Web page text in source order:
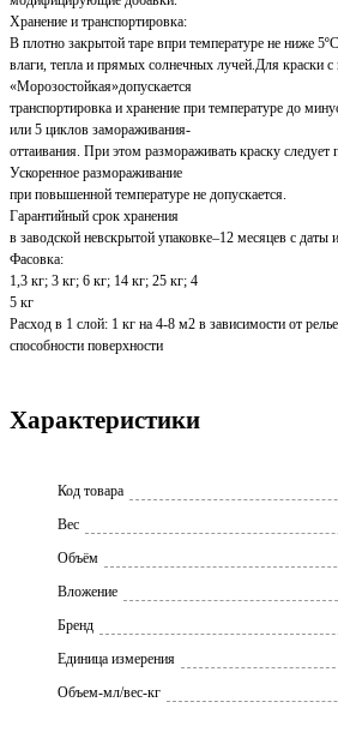
Хранение и транспортировка:
В плотно закрытой таре впри температуре не ниже
влаги, тепла и прямых солнечных лучей.Для краски
«Морозостойкая»допускается
транспортировка и хранение при температуре до
или 5 циклов замораживания-
оттаивания. При этом размораживать краску следует
Ускоренное размораживание
при повышенной температуре не допускается.
Гарантийный срок хранения
в заводской невскрытой упаковке–12 месяцев с даты
Фасовка:
1,3 кг; 3 кг; 6 кг; 14 кг; 25 кг; 4
5 кг
Расход в 1 слой: 1 кг на 4-8 м2 в зависимости от
способности поверхности
Характеристики
Код товара
Вес
Объём
Вложение
Бренд
Единица измерения
Объем-мл/вес-кг